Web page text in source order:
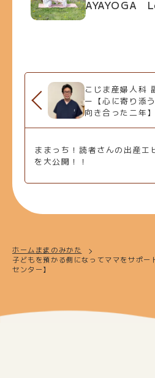
AYAYOGA
こじま産婦人科
ー【心に寄り添
向き合った二年】
ままっち！読者さんの出産エ
を大公開！！
ホーム ままのみかた
子どもを預かる側になってママをサポ
センター】